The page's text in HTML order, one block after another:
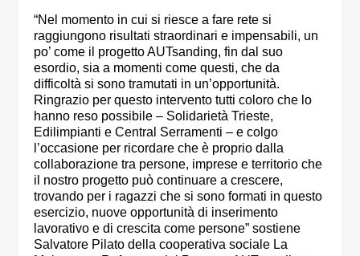
“Nel momento in cui si riesce a fare rete si
raggiungono risultati straordinari e impensabili, un
po’ come il progetto AUTsanding, fin dal suo
esordio, sia a momenti come questi, che da
difficoltà si sono tramutati in un’opportunità.
Ringrazio per questo intervento tutti coloro che lo
hanno reso possibile – Solidarietà Trieste,
Edilimpianti e Central Serramenti – e colgo
l’occasione per ricordare che è proprio dalla
collaborazione tra persone, imprese e territorio che
il nostro progetto può continuare a crescere,
trovando per i ragazzi che si sono formati in questo
esercizio, nuove opportunità di inserimento
lavorativo e di crescita come persone” sostiene
Salvatore Pilato della cooperativa sociale La